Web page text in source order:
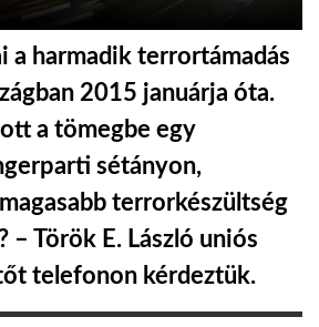
a harmadik terrortámadás
2015 januárja óta.
a tömegbe egy
sétányon,
terrorkészültség
– Török E. László uniós
telefonon kérdeztük.